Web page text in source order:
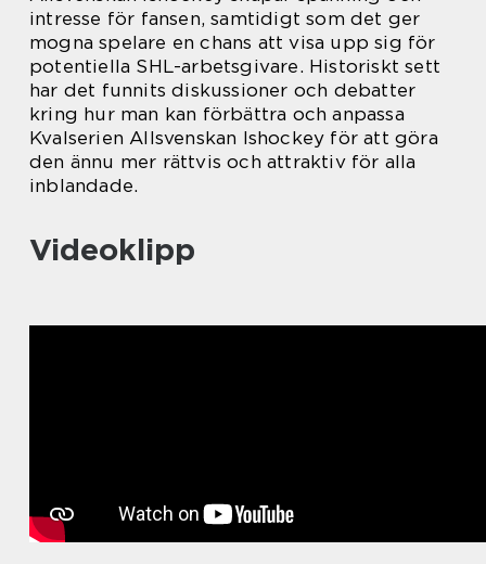
intresse för fansen, samtidigt som det ger
mogna spelare en chans att visa upp sig för
potentiella SHL-arbetsgivare. Historiskt sett
har det funnits diskussioner och debatter
kring hur man kan förbättra och anpassa
Kvalserien Allsvenskan Ishockey för att göra
den ännu mer rättvis och attraktiv för alla
inblandade.
Videoklipp